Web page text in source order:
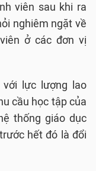
viên sau khi ra
nghiêm ngặt về
ở các đơn vị
với lực lượng lao
cầu học tập của
thống giáo dục
hết đó là đổi